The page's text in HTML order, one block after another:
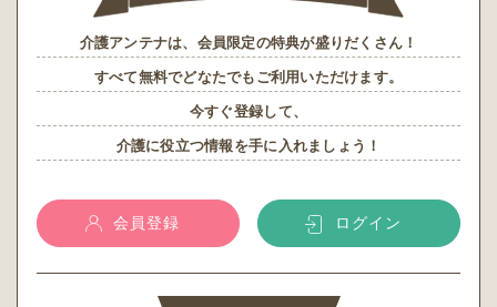
介護アンテナは、会員限定の特典が盛りだくさん！
すべて無料でどなたでもご利用いただけます。
今すぐ登録して、
介護に役立つ情報を手に入れましょう！
会員登録 ログイン